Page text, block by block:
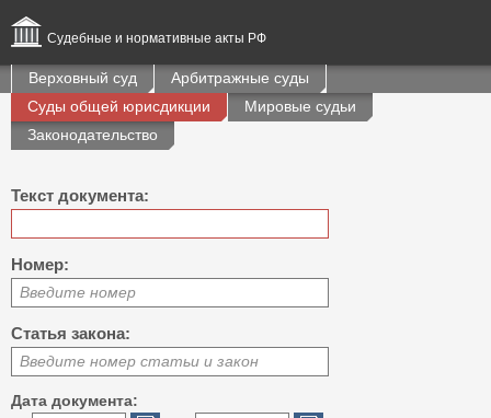
Судебные и нормативные акты РФ
Верховный суд
Арбитражные суды
Суды общей юрисдикции
Мировые судьи
Законодательство
Текст документа:
Номер:
Введите номер
Статья закона:
Введите номер статьи и закон
Дата документа: